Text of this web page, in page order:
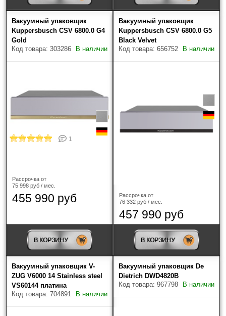
Вакуумный упаковщик
Kuppersbusch CSV 6800.0 G4
Gold
Код товара: 303286
В наличии
1
Рассрочка от
75 998 руб / мес.
455 990 руб
В КОРЗИНУ
Вакуумный упаковщик
Kuppersbusch CSV 6800.0 G5
Black Velvet
Код товара: 656752
В наличии
Рассрочка от
76 332 руб / мес.
457 990 руб
В КОРЗИНУ
Вакуумный упаковщик V-
ZUG V6000 14 Stainless steel
VS60144 платина
Код товара: 704891
В наличии
Вакуумный упаковщик De
Dietrich DWD4820B
Код товара: 967798
В наличии